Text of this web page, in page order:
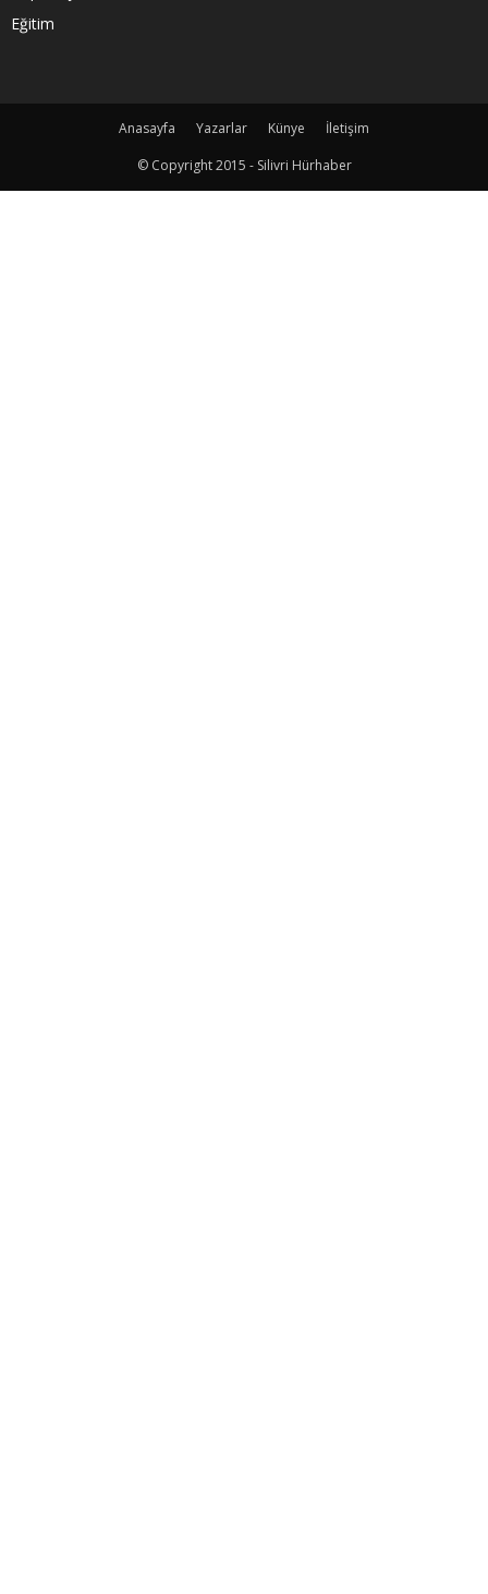
Eğitim
Anasayfa Yazarlar Künye
İletişim
© Copyright 2015 - Silivri Hürhaber